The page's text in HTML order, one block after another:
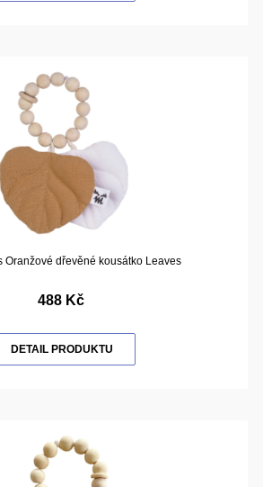
Oranžové dřevěné kousátko Leaves
488 Kč
DETAIL PRODUKTU